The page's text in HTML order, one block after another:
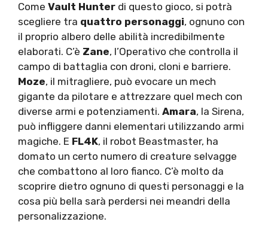
Come Vault Hunter di questo gioco, si potrà
scegliere tra quattro personaggi, ognuno con
il proprio albero delle abilità incredibilmente
elaborati. C’è Zane, l’Operativo che controlla il
campo di battaglia con droni, cloni e barriere.
Moze, il mitragliere, può evocare un mech
gigante da pilotare e attrezzare quel mech con
diverse armi e potenziamenti. Amara, la Sirena,
può infliggere danni elementari utilizzando armi
magiche. E FL4K, il robot Beastmaster, ha
domato un certo numero di creature selvagge
che combattono al loro fianco. C’è molto da
scoprire dietro ognuno di questi personaggi e la
cosa più bella sarà perdersi nei meandri della
personalizzazione.